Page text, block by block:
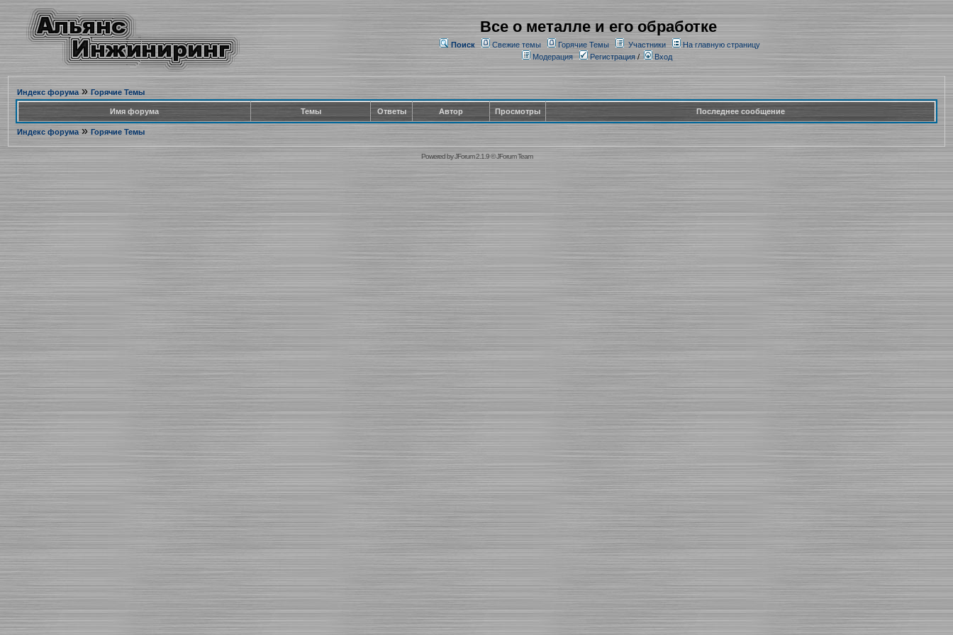
Все о металле и его обработке
Поиск Свежие темы Горячие Темы Участники
На главную страницу
Модерация
Регистрация/ Вход
Индекс форума» Горячие Темы
Имя форума Темы Ответы Автор Просмотры Последнее сообщение
Индекс форума» Горячие Темы
Powered byJForum 2.1.9©JForum Team